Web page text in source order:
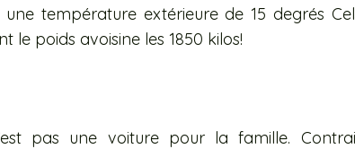
température extérieure de 15 degrés
le poids avoisine les 1850 kilos!
pas une voiture pour la famille.